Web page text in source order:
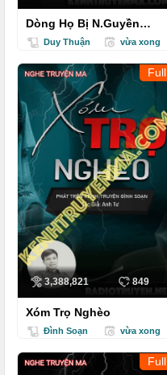
Dòng Họ Bị N.Guyền
.RủaDuy Thuận vừa xong
Full
3,388,821 849
Xóm Trọ Nghèo
Đình Soạn vừa xong
Full